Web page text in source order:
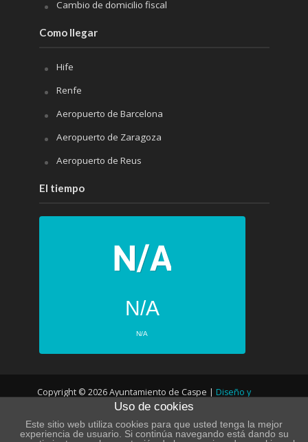
Cambio de domicilio fiscal
Como llegar
Hife
Renfe
Aeropuerto de Barcelona
Aeropuerto de Zaragoza
Aeropuerto de Reus
El tiempo
N/A
N/A
N/A N/A
Copyright © 2026 Ayuntamiento de Caspe | Diseño y
desarrollo web
Uso de cookies
Este sitio web utiliza cookies para que usted tenga la mejor
experiencia de usuario. Si continúa navegando está dando su